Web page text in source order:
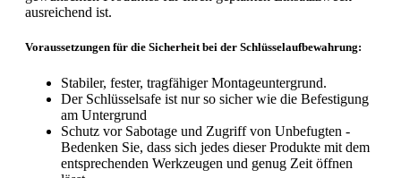
ausreichend ist.
Voraussetzungen für die Sicherheit bei der Schlüsselaufbewahrung:
Stabiler, fester, tragfähiger Montageuntergrund.
Der Schlüsselsafe ist nur so sicher wie die Befestigung
am Untergrund
Schutz vor Sabotage und Zugriff von Unbefugten -
Bedenken Sie, dass sich jedes dieser Produkte mit dem
entsprechenden Werkzeugen und genug Zeit öffnen